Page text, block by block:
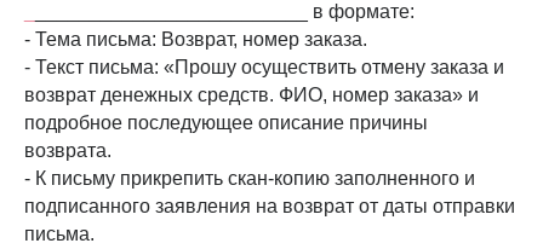
_________________________ в формате:
- Тема письма: Возврат, номер заказа.
- Текст письма: «Прошу осуществить отмену заказа и
возврат денежных средств. ФИО, номер заказа» и
подробное последующее описание причины
возврата.
- К письму прикрепить скан-копию заполненного и
подписанного заявления на возврат от даты отправки
письма.